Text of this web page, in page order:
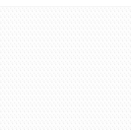
ALL
THE
SMALL
THINGS,
BLINK
182
(SIMPLIFICADA)
+
CIFRA
COMPLETA